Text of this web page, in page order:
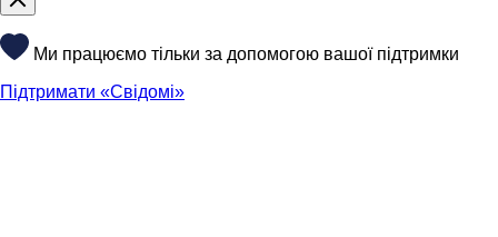
Ми працюємо тільки за допомогою вашої підтримки
Підтримати «Свідомі»